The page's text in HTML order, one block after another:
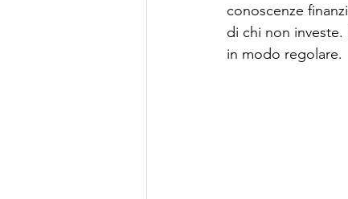
conoscenze
di chi non investe.
in modo regolare.